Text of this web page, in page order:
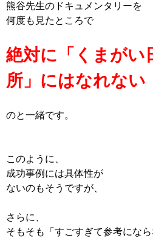
熊谷先生のドキュメンタリーを
何度も見たところで
絶対に「くまがい
所」にはなれない
のと一緒です。
このように、
成功事例には具体性が
ないのもそうですが、
さらに、
そもそも「すごすぎて参考になら